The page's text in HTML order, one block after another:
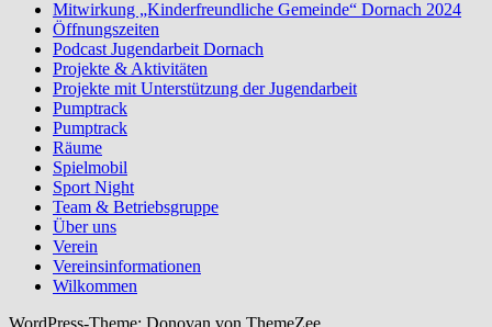
Mitwirkung „Kinderfreundliche Gemeinde“ Dornach 2024
Öffnungszeiten
Podcast Jugendarbeit Dornach
Projekte & Aktivitäten
Projekte mit Unterstützung der Jugendarbeit
Pumptrack
Pumptrack
Räume
Spielmobil
Sport Night
Team & Betriebsgruppe
Über uns
Verein
Vereinsinformationen
Wilkommen
WordPress-Theme: Donovan von ThemeZee.